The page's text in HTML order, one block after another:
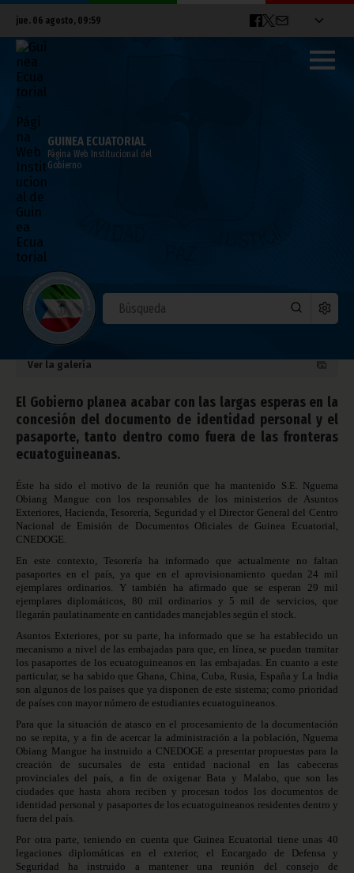
jue. 06 agosto, 09:59
GUINEA ECUATORIAL
Página Web Institucional del
Gobierno
CNEDOGE creará sucursales en las
cabeceras provinciales
mayo 11, 2023
Noticias Vicepresidencia
Ver la galería
El Gobierno planea acabar con las largas esperas en la
concesión del documento de identidad personal y el
pasaporte, tanto dentro como fuera de las fronteras
ecuatoguineanas.
Éste ha sido el motivo de la reunión que ha mantenido S.E. Nguema
Obiang Mangue con los responsables de los ministerios de Asuntos
Exteriores, Hacienda, Tesorería, Seguridad y el Director General del Centro
Nacional de Emisión de Documentos Oficiales de Guinea Ecuatorial,
CNEDOGE.
En este contexto, Tesorería ha informado que actualmente no faltan
pasaportes en el país, ya que en el aprovisionamiento quedan 24 mil
ejemplares ordinarios. Y también ha afirmado que se esperan 29 mil
ejemplares diplomáticos, 80 mil ordinarios y 5 mil de servicios, que
llegarán paulatinamente en cantidades manejables según el stock.
Asuntos Exteriores, por su parte, ha informado que se ha establecido un
mecanismo a nivel de las embajadas para que, en línea, se puedan tramitar
los pasaportes de los ecuatoguineanos en las embajadas. En cuanto a este
particular, se ha sabido que Ghana, China, Cuba, Rusia, España y La India
son algunos de los países que ya disponen de este sistema; como prioridad
de países con mayor número de estudiantes ecuatoguineanos.
Para que la situación de atasco en el procesamiento de la documentación
no se repita, y a fin de acercar la administración a la población, Nguema
Obiang Mangue ha instruido a CNEDOGE a presentar propuestas para la
creación de sucursales de esta entidad nacional en las cabeceras
provinciales del país, a fin de oxigenar Bata y Malabo, que son las
ciudades que hasta ahora reciben y procesan todos los documentos de
identidad personal y pasaportes de los ecuatoguineanos residentes dentro y
fuera del país.
Por otra parte, teniendo en cuenta que Guinea Ecuatorial tiene unas 40
legaciones diplomáticas en el exterior, el Encargado de Defensa y
Seguridad ha instruido a mantener una reunión del consejo de